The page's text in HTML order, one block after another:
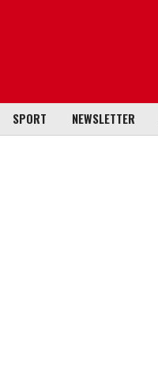
SPORT NEWSLETTER